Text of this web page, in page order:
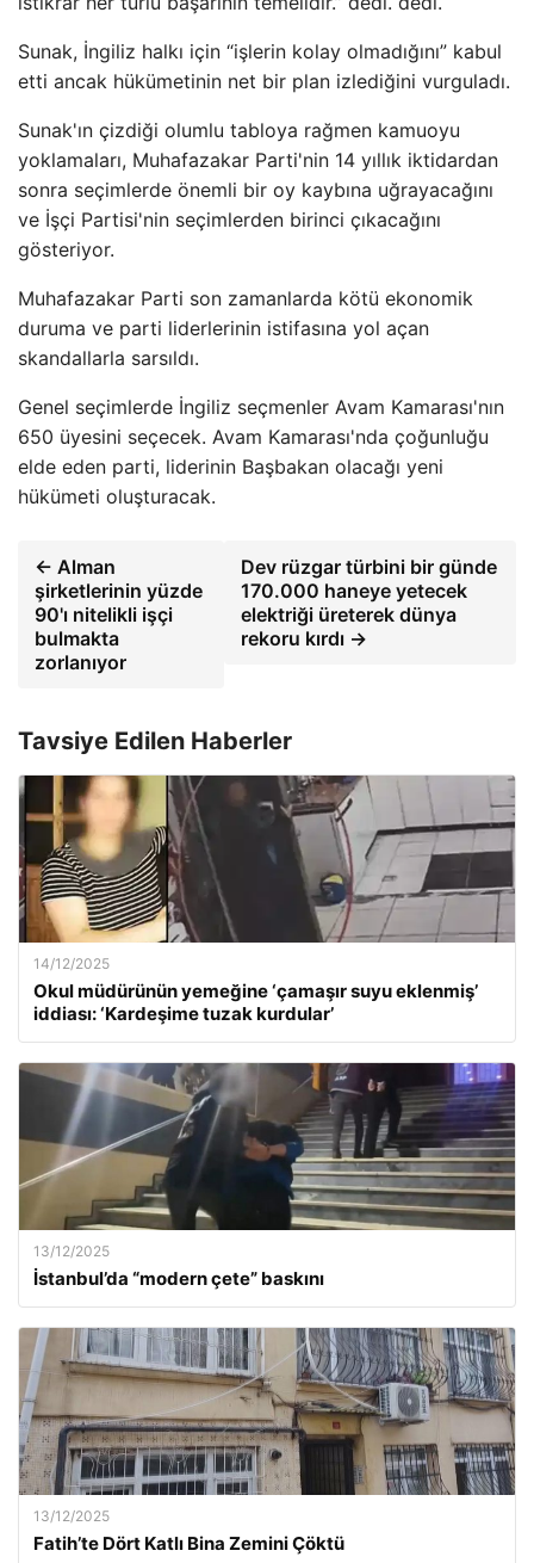
Sunak, İngiliz halkı için “işlerin kolay olmadığını” kabul
etti ancak hükümetinin net bir plan izlediğini vurguladı.
Sunak'ın çizdiği olumlu tabloya rağmen kamuoyu
yoklamaları, Muhafazakar Parti'nin 14 yıllık iktidardan
sonra seçimlerde önemli bir oy kaybına uğrayacağını
ve İşçi Partisi'nin seçimlerden birinci çıkacağını
gösteriyor.
Muhafazakar Parti son zamanlarda kötü ekonomik
duruma ve parti liderlerinin istifasına yol açan
skandallarla sarsıldı.
Genel seçimlerde İngiliz seçmenler Avam Kamarası'nın
650 üyesini seçecek. Avam Kamarası'nda çoğunluğu
elde eden parti, liderinin Başbakan olacağı yeni
hükümeti oluşturacak.
← Alman
şirketlerinin yüzde
90'ı nitelikli işçi
bulmakta
zorlanıyor
Dev rüzgar türbini bir günde
170.000 haneye yetecek
elektriği üreterek dünya
rekoru kırdı →
Tavsiye Edilen Haberler
14/12/2025
Okul müdürünün yemeğine ‘çamaşır suyu eklenmiş’
iddiası: ‘Kardeşime tuzak kurdular’
13/12/2025
İstanbul’da “modern çete” baskını
13/12/2025
Fatih’te Dört Katlı Bina Zemini Çöktü